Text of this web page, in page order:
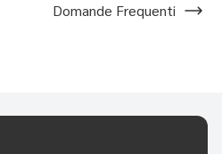
Domande Frequenti